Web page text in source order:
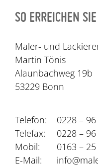
SO ERREICHEN
Maler- und
Martin Tönis
Alaunbachweg 19b
53229 Bonn
Telefon:
0228 –
Telefax:
0228 –
Mobil:
0163 –
E-Mail: